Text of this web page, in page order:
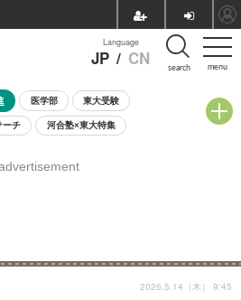
menu
Language
JP / CN search
医学部 東大受験
ーチ 河合塾×東大特集
催学校説明会・相談会
2026.5.14（木） 9:45